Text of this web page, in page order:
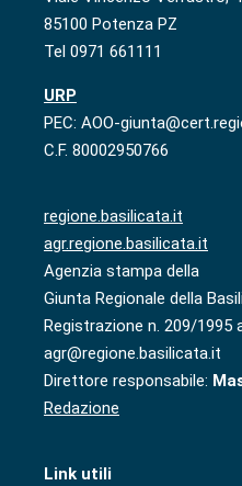
85100 Potenza PZ
Tel 0971 661111
URP
PEC: AOO-
C.F. 80002950766
regione.basilicata.it
agr.regione.basilicata.it
Agenzia stampa della
Giunta Regionale della
Registrazione n. 209/1995
agr@regione.basilicata.it
Direttore responsabile:
Redazione
Link utili